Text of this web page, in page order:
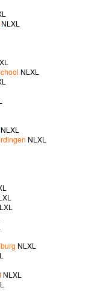
NLXL
NLXL
NLXL
NLXL
NLXL
NLXL